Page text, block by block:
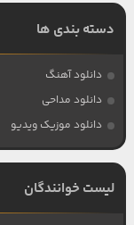
دسته بندی ها
دانلود آهنگ
دانلود مداحی
دانلود موزیک ویدیو
لیست خوانندگان